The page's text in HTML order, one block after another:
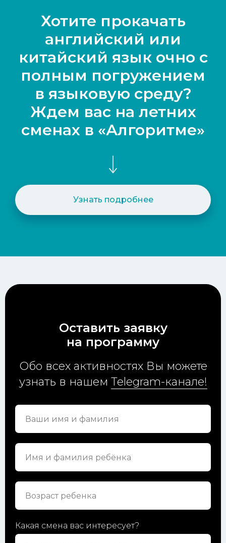
Хотите прокачать
английский или
китайский язык очно с
полным погружением
в языковую среду?
Ждем вас на летних
сменах в «Алгоритме»
Узнать подробнее
Оставить заявку
на программу
Обо всех активностях Вы можете
узнать в нашем Telegram-канале!
Какая смена вас интересует?